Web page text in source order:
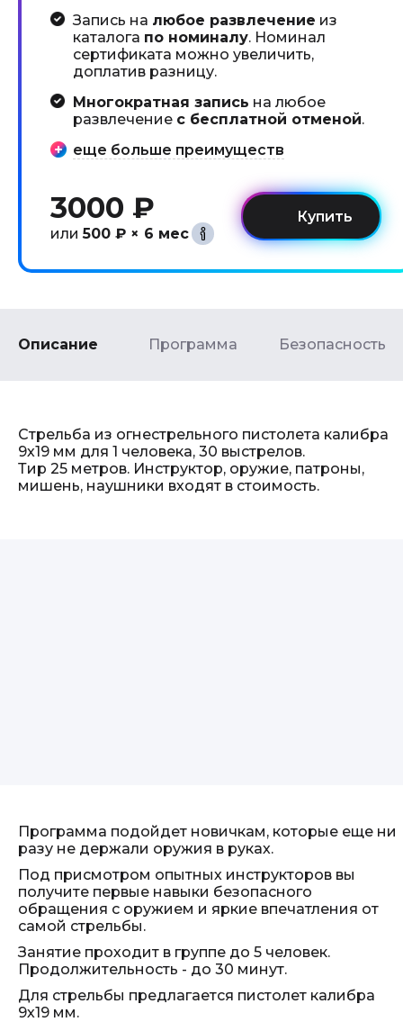
Запись на любое развлечение из
каталога по номиналу. Номинал
сертификата можно увеличить,
доплатив разницу.
Многократная запись на любое
развлечение с бесплатной отменой.
еще больше преимуществ
3000 ₽
или500 ₽ × 6 мес
Описание Программа Безопасность
Стрельба из огнестрельного пистолета калибра
9х19 мм для 1 человека, 30 выстрелов.
Тир 25 метров. Инструктор, оружие, патроны,
мишень, наушники входят в стоимость.
Программа подойдет новичкам, которые еще ни
разу не держали оружия в руках.
Под присмотром опытных инструкторов вы
получите первые навыки безопасного
обращения с оружием и яркие впечатления от
самой стрельбы.
Занятие проходит в группе до 5 человек.
Продолжительность - до 30 минут.
Для стрельбы предлагается пистолет калибра
9х19 мм.